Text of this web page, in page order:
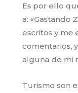
Es por ello
a: «Gastando
escritos y me
comentarios,
alguna de mi
Turismo son